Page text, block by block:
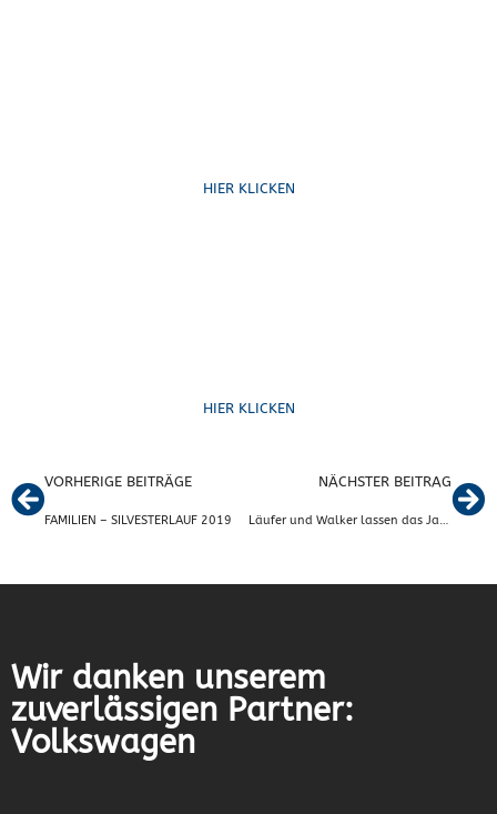
HIER KLICKEN
HIER KLICKEN
VORHERIGE BEITRÄGE
FAMILIEN – SILVESTERLAUF 2019
NÄCHSTER BEITRAG
Läufer und Walker lassen das Jahr 2019 sportlich ausklingen
Wir danken unserem
zuverlässigen Partner:
Volkswagen